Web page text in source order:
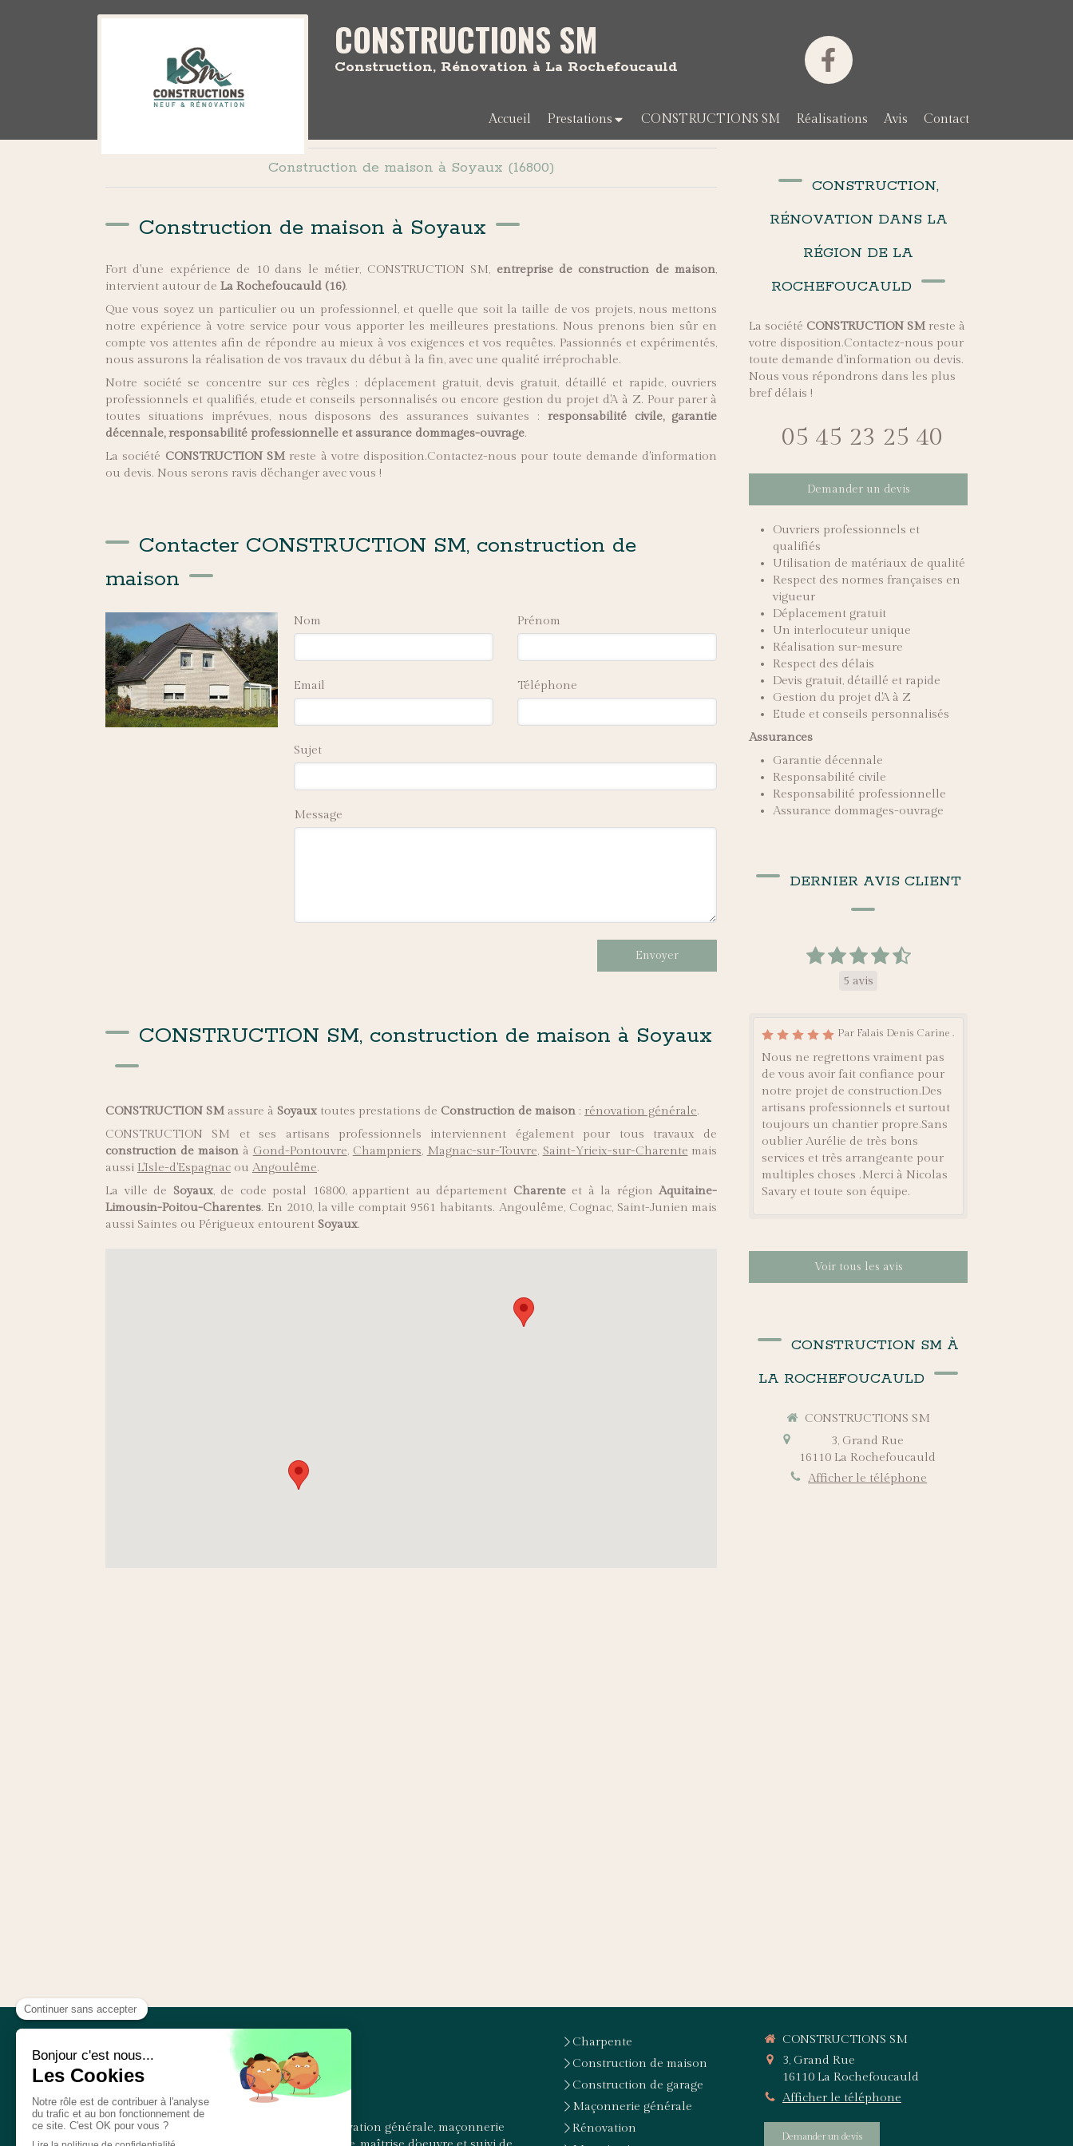
CONSTRUCTIONS SM
Construction, Rénovation à La Rochefoucauld
Accueil Prestations CONSTRUCTIONS SM Réalisations Avis Contact
Construction de maison à Soyaux (16800)
Construction de maison à Soyaux
Fort d'une expérience de 10 dans le métier, CONSTRUCTION SM, entreprise de construction de maison,
intervient autour de La Rochefoucauld (16).
Que vous soyez un particulier ou un professionnel, et quelle que soit la taille de vos projets, nous mettons
notre expérience à votre service pour vous apporter les meilleures prestations. Nous prenons bien sûr en
compte vos attentes afin de répondre au mieux à vos exigences et vos requêtes. Passionnés et expérimentés,
nous assurons la réalisation de vos travaux du début à la fin, avec une qualité irréprochable.
Notre société se concentre sur ces règles : déplacement gratuit, devis gratuit, détaillé et rapide, ouvriers
professionnels et qualifiés, etude et conseils personnalisés ou encore gestion du projet d'A à Z. Pour parer à
toutes situations imprévues, nous disposons des assurances suivantes : responsabilité civile, garantie
décennale, responsabilité professionnelle et assurance dommages-ouvrage.
La société CONSTRUCTION SMreste à votre disposition.Contactez-nous pour toute demande d'information
ou devis. Nous serons ravis d'échanger avec vous !
Contacter CONSTRUCTION SM, construction de
maison
Nom Prénom
Email Téléphone
Sujet
Message
Envoyer
CONSTRUCTION SM, construction de maison à Soyaux
CONSTRUCTION SM assure à Soyaux toutes prestations de Construction de maison : rénovation générale.
CONSTRUCTION SM et ses artisans professionnels interviennent également pour tous travaux de
construction de maisonà Gond-Pontouvre, Champniers, Magnac-sur-Touvre, Saint-Yrieix-sur-Charente mais
aussi L'Isle-d'Espagnac ou Angoulême.
La ville de Soyaux, de code postal 16800, appartient au département Charenteet à la régionAquitaine-
Limousin-Poitou-Charentes. En 2010, la ville comptait 9561 habitants. Angoulême, Cognac, Saint-Junien mais
aussi Saintes ou Périgueux entourent Soyaux.
CONSTRUCTION,
RÉNOVATION DANS LA
RÉGION DE LA
ROCHEFOUCAULD
La société CONSTRUCTION SM reste à
votre disposition.Contactez-nous pour
toute demande d'information ou devis.
Nous vous répondrons dans les plus
bref délais !
05 45 23 25 40
Demander un devis
Ouvriers professionnels et
qualifiés
Utilisation de matériaux de qualité
Respect des normes françaises en
vigueur
Déplacement gratuit
Un interlocuteur unique
Réalisation sur-mesure
Respect des délais
Devis gratuit, détaillé et rapide
Gestion du projet d'A à Z
Etude et conseils personnalisés
Assurances
Garantie décennale
Responsabilité civile
Responsabilité professionnelle
Assurance dommages-ouvrage
DERNIER AVIS CLIENT
5 avis
Par Falais Denis Carine .
Nous ne regrettons vraiment pas
de vous avoir fait confiance pour
notre projet de construction.Des
artisans professionnels et surtout
toujours un chantier propre.Sans
oublier Aurélie de très bons
services et très arrangeante pour
multiples choses .Merci à Nicolas
Savary et toute son équipe.
Voir tous les avis
CONSTRUCTION SM À
LA ROCHEFOUCAULD
CONSTRUCTIONS SM
3, Grand Rue
16110 La Rochefoucauld
Afficher le téléphone
CONSTRUCTIONS SM
© CONSTRUCTIONS SM La Rochefoucauld
Construction, Rénovation Charente (16)
Spécialiste en construction de maison, rénovation générale, maçonnerie
Charpente
Construction de maison
Construction de garage
Maçonnerie générale
Rénovation
CONSTRUCTIONS SM
3, Grand Rue
16110 La Rochefoucauld
Afficher le téléphone
Demander un devis